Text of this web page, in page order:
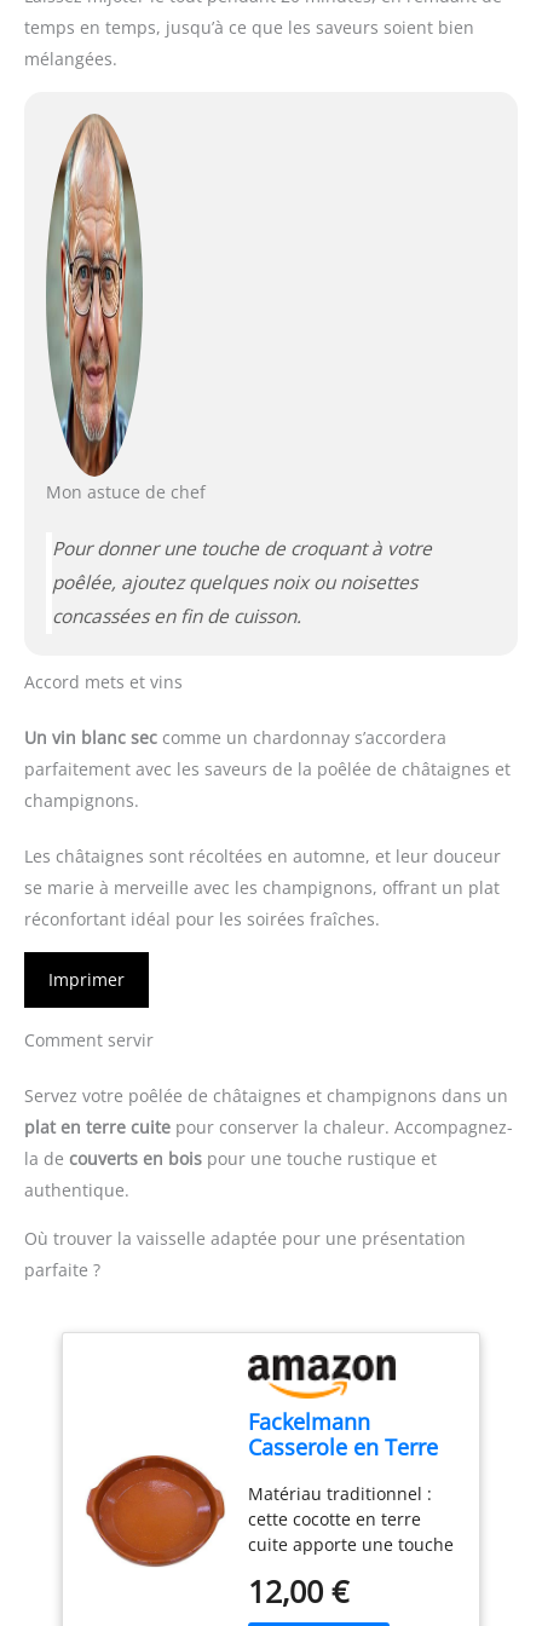
temps en temps, jusqu’à ce que les saveurs soient bien
mélangées.
Mon astuce de chef
Pour donner une touche de croquant à votre
poêlée, ajoutez quelques noix ou noisettes
concassées en fin de cuisson.
Accord mets et vins
Un vin blanc sec comme un chardonnay s’accordera
parfaitement avec les saveurs de la poêlée de châtaignes et
champignons.
Les châtaignes sont récoltées en automne, et leur douceur
se marie à merveille avec les champignons, offrant un plat
réconfortant idéal pour les soirées fraîches.
Imprimer
Comment servir
Servez votre poêlée de châtaignes et champignons dans un
plat en terre cuite pour conserver la chaleur. Accompagnez-
la de couverts en bois pour une touche rustique et
authentique.
Où trouver la vaisselle adaptée pour une présentation
parfaite ?
Fackelmann
Casserole en Terre
Casserole en
céramique
Rustique, adaptée
pour cuisinière à
gaz et électrique,
Matériau traditionnel :
cette cocotte en terre
cuite apporte une touche
à la cuisine, idéale pour
préparer tous types de
12,00 €